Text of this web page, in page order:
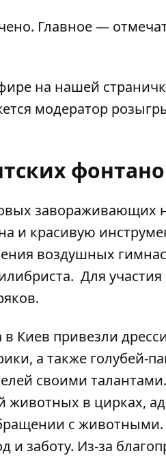
Главное —
на нашей
модератор
завораживающих
и красивую
воздушных
Для
Киев привезли
а также голубей-
своими
в цирках,
с животными.
заботу. Из-за